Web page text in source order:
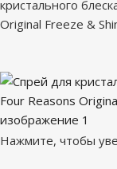
кристального
Original Freeze &
Нажмите, чтобы